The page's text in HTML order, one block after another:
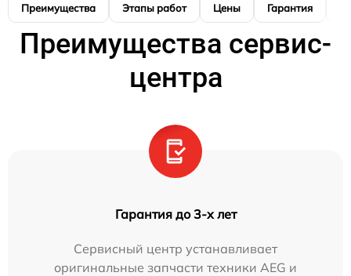
Преимущества Этапы работ Цены Гарантия
Преимущества сервис-
центра
Гарантия до 3-х лет
Сервисный центр устанавливает
оригинальные запчасти техники AEG и